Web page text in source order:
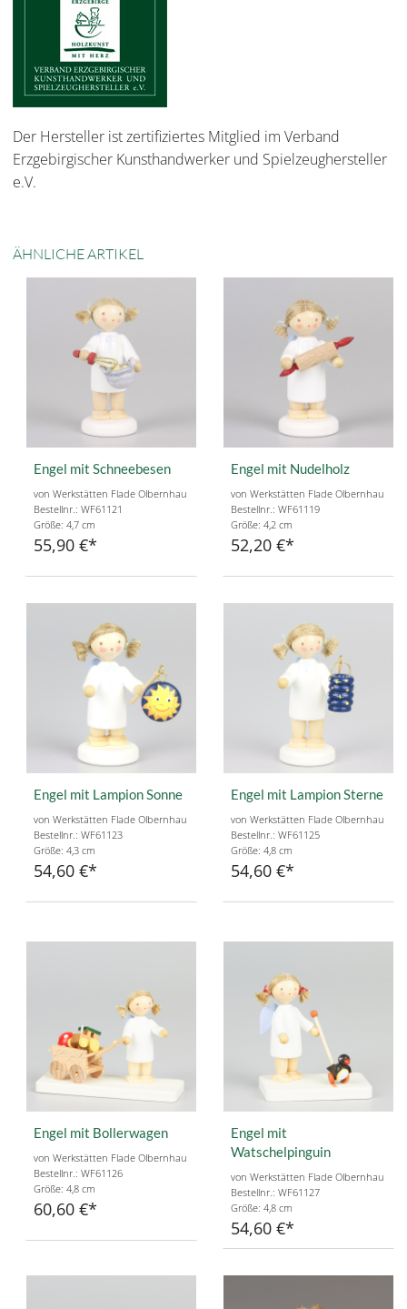
Der Hersteller ist zertifiziertes Mitglied im Verband
Erzgebirgischer Kunsthandwerker und Spielzeughersteller
e.V.
ÄHNLICHE ARTIKEL
Engel mit Schneebesen
von Werkstätten Flade Olbernhau
Bestellnr.: WF61121
Größe: 4,7 cm
55,90 €
Engel mit Nudelholz
von Werkstätten Flade Olbernhau
Bestellnr.: WF61119
Größe: 4,2 cm
52,20 €
Engel mit Lampion Sonne
von Werkstätten Flade Olbernhau
Bestellnr.: WF61123
Größe: 4,3 cm
54,60 €
Engel mit Lampion Sterne
von Werkstätten Flade Olbernhau
Bestellnr.: WF61125
Größe: 4,8 cm
54,60 €
Engel mit Bollerwagen
von Werkstätten Flade Olbernhau
Bestellnr.: WF61126
Größe: 4,8 cm
60,60 €
Engel mit
Watschelpinguin
von Werkstätten Flade Olbernhau
Bestellnr.: WF61127
Größe: 4,8 cm
54,60 €